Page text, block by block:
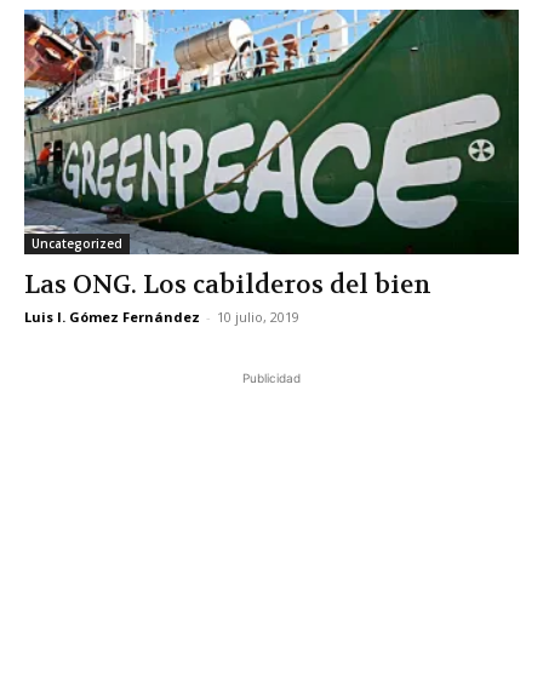
Uncategorized
Las ONG. Los cabilderos del bien
Luis I. Gómez Fernández - 10 julio, 2019
Publicidad